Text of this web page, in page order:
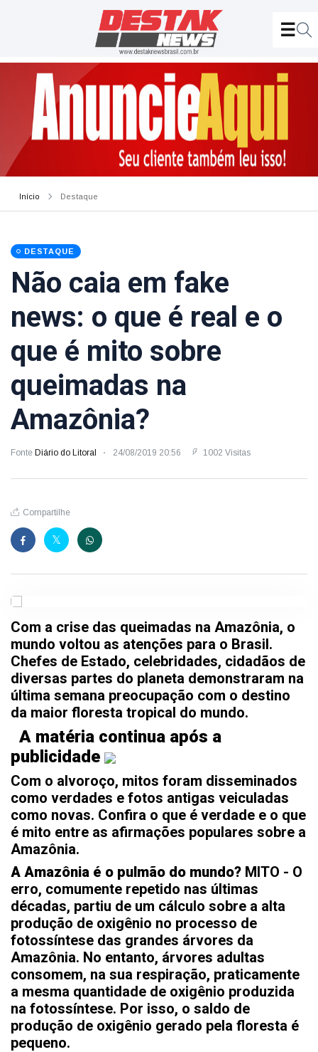
Início Destaque
DESTAQUE
Não caia em fake
news: o que é real e o
que é mito sobre
queimadas na
Amazônia?
Fonte Diário do Litoral 24/08/2019 20:56 1002 Visitas
Compartilhe
Com a crise das queimadas na Amazônia, o
mundo voltou as atenções para o Brasil.
Chefes de Estado, celebridades, cidadãos de
diversas partes do planeta demonstraram na
última semana preocupação com o destino
da maior floresta tropical do mundo.
A matéria continua após a
publicidade
Com o alvoroço, mitos foram disseminados
como verdades e fotos antigas veiculadas
como novas. Confira o que é verdade e o que
é mito entre as afirmações populares sobre a
Amazônia.
A Amazônia é o pulmão do mundo? MITO - O
erro, comumente repetido nas últimas
décadas, partiu de um cálculo sobre a alta
produção de oxigênio no processo de
fotossíntese das grandes árvores da
Amazônia. No entanto, árvores adultas
consomem, na sua respiração, praticamente
a mesma quantidade de oxigênio produzida
na fotossíntese. Por isso, o saldo de
produção de oxigênio gerado pela floresta é
pequeno.